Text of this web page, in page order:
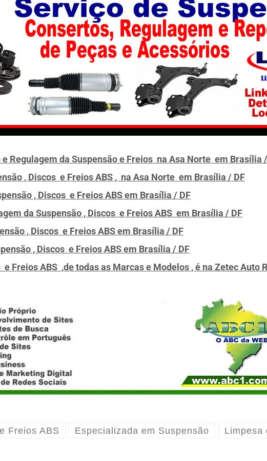
Regulagem da Suspensão e Freios na Asa Norte em Brasília
, Discos e Freios ABS , na Asa Norte em Brasília / DF
, Discos e Freios ABSem Brasília / DF
da Suspensão , Discos e Freios ABS em Brasília / DF
, Discos e Freios ABSem Brasília / DF
, Discos e Freios ABSem Brasília / DF
Freios ABS ,de todas as Marcas e Modelos , é na Zetec Auto
Freios ABS Especializada em Suspensão Limpesa